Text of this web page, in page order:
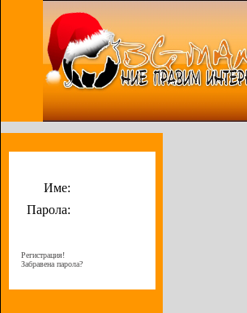
Име:
Парола:
Регистрация!
Забравена парола?